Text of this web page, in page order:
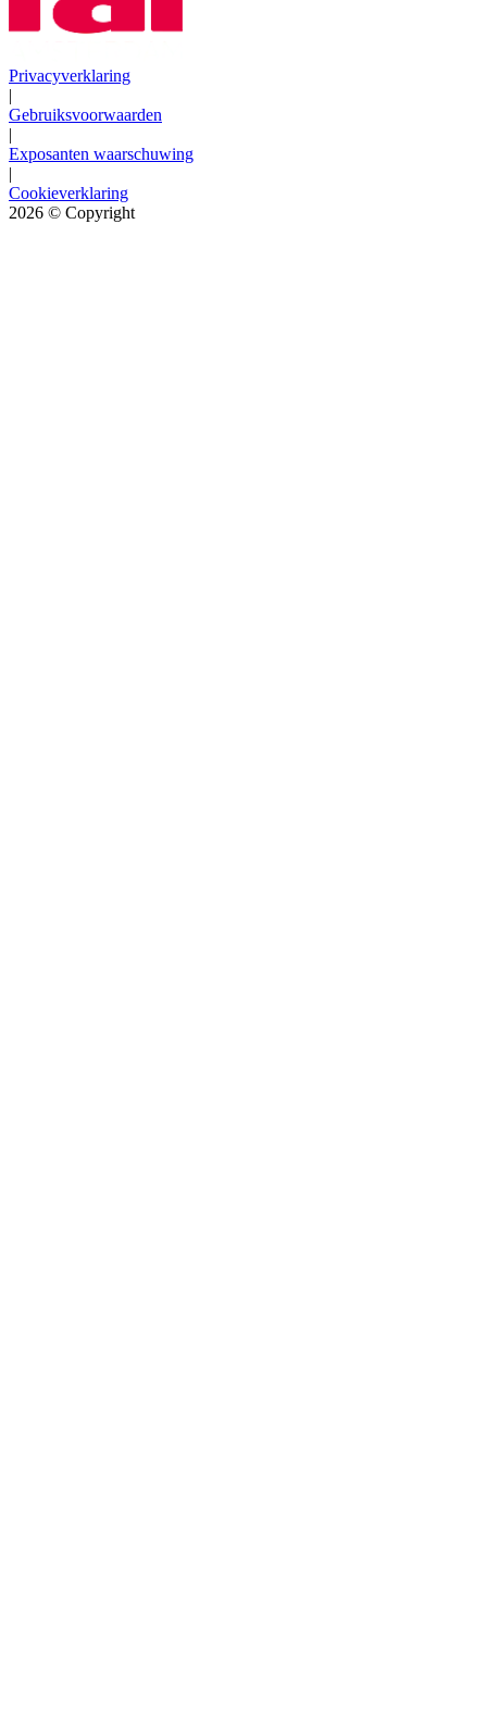
Privacyverklaring
|
Gebruiksvoorwaarden
|
Exposanten waarschuwing
|
Cookieverklaring
2026 © Copyright